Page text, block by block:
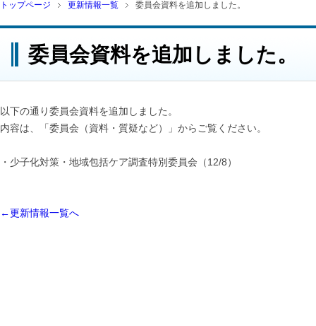
トップページ 更新情報一覧 委員会資料を追加しました。
委員会資料を追加しました。
以下の通り委員会資料を追加しました。
内容は、「委員会（資料・質疑など）」からご覧ください。
・少子化対策・地域包括ケア調査特別委員会（12/8）
←更新情報一覧へ